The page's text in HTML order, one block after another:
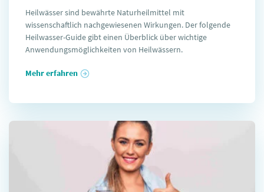
Heilwässer sind bewährte Naturheilmittel mit
wissenschaftlich nachgewiesenen Wirkungen. Der folgende
Heilwasser-Guide gibt einen Überblick über wichtige
Anwendungsmöglichkeiten von Heilwässern.
Mehr erfahren